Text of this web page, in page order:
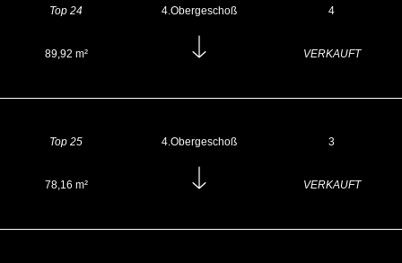
Top 24 4.Obergeschoß 4
89,92 m² VERKAUFT
Top 25 4.Obergeschoß 3
78,16 m² VERKAUFT